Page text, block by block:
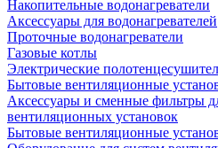
Накопительные водонагреватели
Аксессуары для водонагревателей
Проточные водонагреватели
Газовые котлы
Электрические
Бытовые вентиляционные
Аксессуары и сменные фильтры
вентиляционных установок
Бытовые вентиляционные